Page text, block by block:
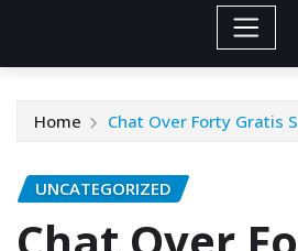
Home Chat Over Forty Gratis
UNCATEGORIZED